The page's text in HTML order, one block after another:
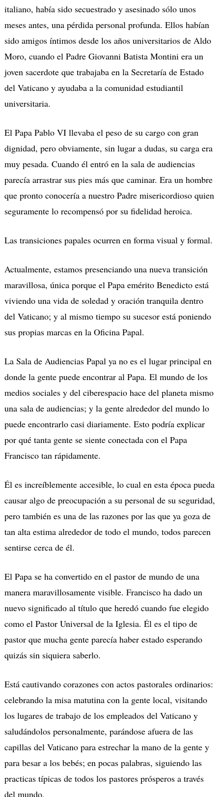
italiano, había sido secuestrado y asesinado sólo unos
meses antes, una pérdida personal profunda. Ellos habían
sido amigos íntimos desde los años universitarios de Aldo
Moro, cuando el Padre Giovanni Batista Montini era un
joven sacerdote que trabajaba en la Secretaría de Estado
del Vaticano y ayudaba a la comunidad estudiantil
universitaria.
El Papa Pablo VI llevaba el peso de su cargo con gran
dignidad, pero obviamente, sin lugar a dudas, su carga era
muy pesada. Cuando él entró en la sala de audiencias
parecía arrastrar sus pies más que caminar. Era un hombre
que pronto conocería a nuestro Padre misericordioso quien
seguramente lo recompensó por su fidelidad heroica.
Las transiciones papales ocurren en forma visual y formal.
Actualmente, estamos presenciando una nueva transición
maravillosa, única porque el Papa emérito Benedicto está
viviendo una vida de soledad y oración tranquila dentro
del Vaticano; y al mismo tiempo su sucesor está poniendo
sus propias marcas en la Oficina Papal.
La Sala de Audiencias Papal ya no es el lugar principal en
donde la gente puede encontrar al Papa. El mundo de los
medios sociales y del ciberespacio hace del planeta mismo
una sala de audiencias; y la gente alrededor del mundo lo
puede encontrarlo casi diariamente. Esto podría explicar
por qué tanta gente se siente conectada con el Papa
Francisco tan rápidamente.
Él es increíblemente accesible, lo cual en esta época pueda
causar algo de preocupación a su personal de su seguridad,
pero también es una de las razones por las que ya goza de
tan alta estima alrededor de todo el mundo, todos parecen
sentirse cerca de él.
El Papa se ha convertido en el pastor de mundo de una
manera maravillosamente visible. Francisco ha dado un
nuevo significado al título que heredó cuando fue elegido
como el Pastor Universal de la Iglesia. Él es el tipo de
pastor que mucha gente parecía haber estado esperando
quizás sin siquiera saberlo.
Está cautivando corazones con actos pastorales ordinarios:
celebrando la misa matutina con la gente local, visitando
los lugares de trabajo de los empleados del Vaticano y
saludándolos personalmente, parándose afuera de las
capillas del Vaticano para estrechar la mano de la gente y
para besar a los bebés; en pocas palabras, siguiendo las
practicas típicas de todos los pastores prósperos a través
del mundo.